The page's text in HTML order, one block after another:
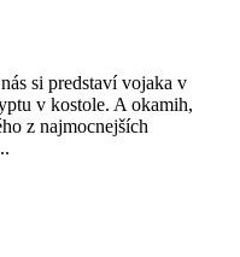
si predstaví vojaka v
v kostole. A okamih,
z najmocnejších